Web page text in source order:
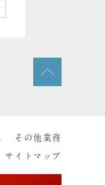
その他業務
サイトマップ